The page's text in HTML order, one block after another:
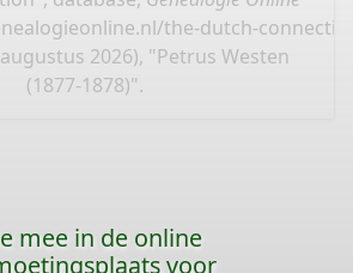
the-dutch-
2026), "Petrus Westen
(1877-1878)".
mee in de online
voor